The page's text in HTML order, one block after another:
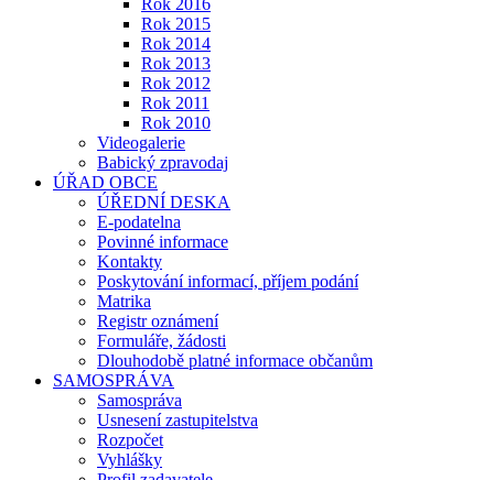
Rok 2016
Rok 2015
Rok 2014
Rok 2013
Rok 2012
Rok 2011
Rok 2010
Videogalerie
Babický zpravodaj
ÚŘAD OBCE
ÚŘEDNÍ DESKA
E-podatelna
Povinné informace
Kontakty
Poskytování informací, příjem podání
Matrika
Registr oznámení
Formuláře, žádosti
Dlouhodobě platné informace občanům
SAMOSPRÁVA
Samospráva
Usnesení zastupitelstva
Rozpočet
Vyhlášky